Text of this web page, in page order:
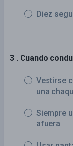
Diez
3 . Cuando
Vestirse
una
Siempre
afuera